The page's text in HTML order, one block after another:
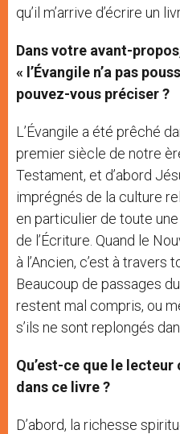
qu’il m’arrive d’écrire un
Dans votre avant-
« l’Évangile n’a pas
pouvez-vous préciser ?
L’Évangile a été prêché
premier siècle de notre
Testament, et d’abord
imprégnés de la culture
en particulier de toute
de l’Écriture. Quand le
à l’Ancien, c’est à travers
Beaucoup de passages
restent mal compris, ou
s’ils ne sont replongés
Qu’est-ce que le
dans ce livre ?
D’abord, la richesse